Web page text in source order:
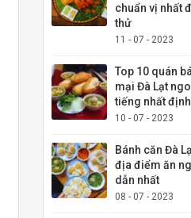
chuẩn vị nhất
thử
11 - 07 - 2023
Top 10 quán
mại Đà Lạt
tiếng nhất
10 - 07 - 2023
Bánh căn Đà
địa điểm ăn
dẫn nhất
08 - 07 - 2023